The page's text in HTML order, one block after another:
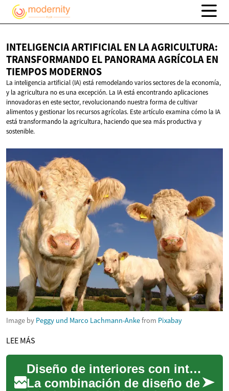
INTELIGENCIA ARTIFICIAL EN LA AGRICULTURA:
TRANSFORMANDO EL PANORAMA AGRÍCOLA EN
TIEMPOS MODERNOS
La inteligencia artificial (IA) está remodelando varios sectores de la economía,
y la agricultura no es una excepción. La IA está encontrando aplicaciones
innovadoras en este sector, revolucionando nuestra forma de cultivar
alimentos y gestionar los recursos agrícolas. Este artículo examina cómo la IA
está transformando la agricultura, haciendo que sea más productiva y
sostenible.
Image by Peggy und Marco Lachmann-Ankefrom Pixabay
LEE MÁS
Diseño de interiores con inteligencia artificial
La combinación de diseño de